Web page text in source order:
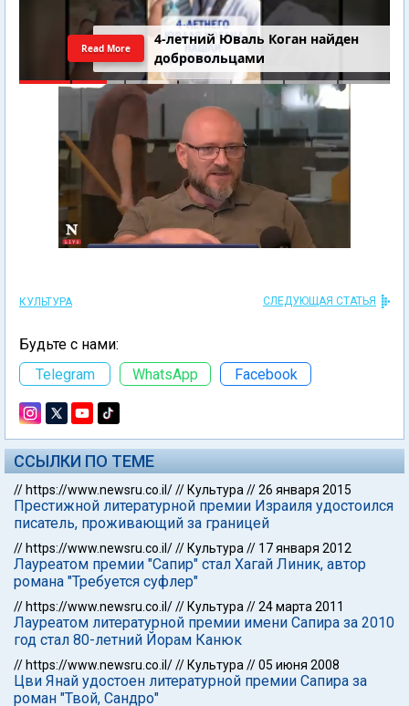
4-летний Юваль Коган найден
добровольцами
Read More
КУЛЬТУРА СЛЕДУЮЩАЯ СТАТЬЯ
Будьте с нами:
Telegram
WhatsApp Facebook
ССЫЛКИ ПО ТЕМЕ
// https://www.newsru.co.il/// Культура //26 января 2015
Престижной литературной премии Израиля удостоился
писатель, проживающий за границей
// https://www.newsru.co.il/// Культура // 17 января 2012
Лауреатом премии "Сапир" стал Хагай Линик, автор
романа "Требуется суфлер"
// https://www.newsru.co.il/// Культура //24 марта 2011
Лауреатом литературной премии имени Сапира за 2010
год стал 80-летний Йорам Канюк
// https://www.newsru.co.il/// Культура //05 июня 2008
Цви Янай удостоен литературной премии Сапира за
роман "Твой, Сандро"